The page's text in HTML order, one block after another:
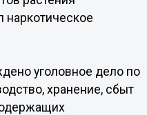
наркотическое
уголовное дело по
хранение, сбыт